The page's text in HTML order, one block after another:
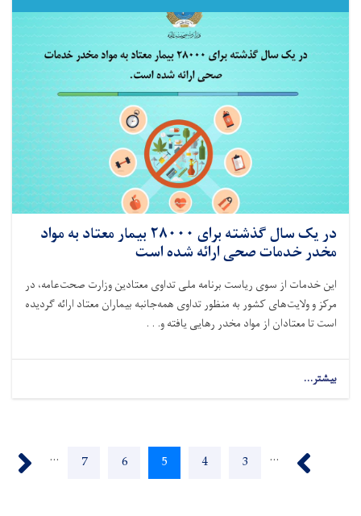
در یک سال گذشته برای ۲۸۰۰۰ بیمار معتاد به مواد
مخدر خدمات صحی ارائه شده است
این خدمات از سوی ریاست برنامه ملی تداوی معتادین وزارت صحت‌عامه، در
مرکز و ولایت‌های کشور به منظور تداوی همه‌جانبه بیماران معتاد ارائه گردیده
است تا معتادان از مواد مخدر رهایی یافته و. . .
بیشتر...
در
برای
۲۸۰۰۰
…
Page
3
Page
4
Current
5
Page
6
Page
7
…